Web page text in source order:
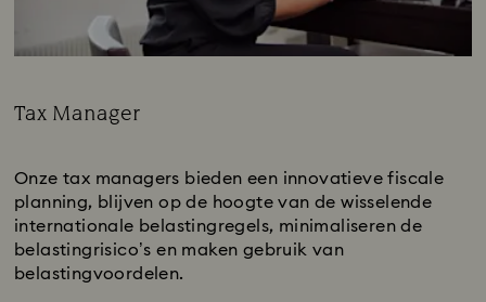
Tax Manager
Onze tax managers bieden een innovatieve fiscale
planning, blijven op de hoogte van de wisselende
internationale belastingregels, minimaliseren de
belastingrisico’s en maken gebruik van
belastingvoordelen.